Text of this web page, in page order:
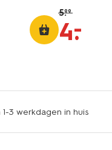
5.99
4.
–
3 werkdagen in huis